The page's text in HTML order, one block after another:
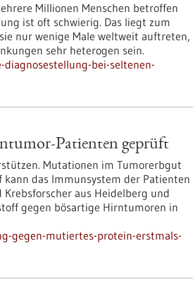
Millionen Menschen betroffen
ist oft schwierig. Das liegt zum
nur wenige Male weltweit auftreten,
sehr heterogen sein.
bei-seltenen-
Patienten geprüft
Mutationen im Tumorerbgut
das Immunsystem der Patienten
aus Heidelberg und
gegen bösartige Hirntumoren in
gegen-mutiertes-protein-erstmals-